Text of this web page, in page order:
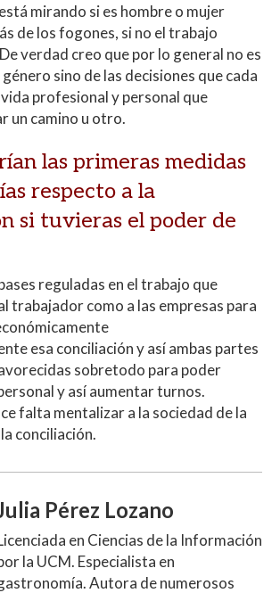
mirando si es hombre o mujer
de los fogones, si no el trabajo
verdad creo que por lo general no es
sino de las decisiones que cada
profesional y personal que
un camino u otro.
las primeras medidas
respecto a la
si tuvieras el poder de
reguladas en el trabajo que
trabajador como a las empresas para
esa conciliación y así ambas partes
sobretodo para poder
y así aumentar turnos.
falta mentalizar a la sociedad de la
conciliación.
Pérez Lozano
en Ciencias de la Información
la UCM. Especialista en
Autora de numerosos